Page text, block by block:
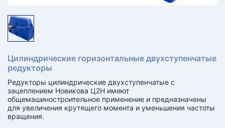
Цилиндрические горизонтальные двухступенчатые
редукторы
Редукторы цилиндрические двухступенчатые с
зацеплением Новикова Ц2Н имеют
общемашиностроительное применение и предназначены
для увеличения крутящего момента и уменьшения частоты
вращения.